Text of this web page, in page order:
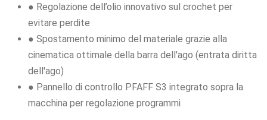
● Regolazione dell’olio innovativo sul crochet per
evitare perdite
● Spostamento minimo del materiale grazie alla
cinematica ottimale della barra dell'ago (entrata diritta
dell'ago)
● Pannello di controllo PFAFF S3 integrato sopra la
macchina per regolazione programmi